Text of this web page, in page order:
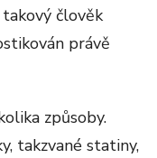
člověk
právě
způsoby.
takzvané statiny,